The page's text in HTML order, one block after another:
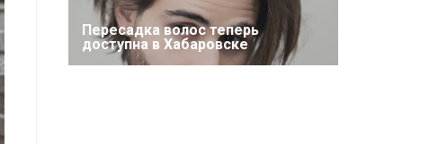
Пересадка волос теперь
доступна в Хабаровске